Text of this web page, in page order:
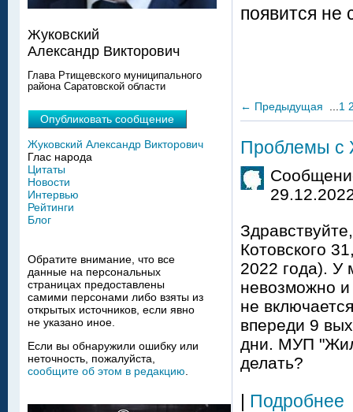
появится не
← Предыдущая 1
Проблемы
Котовского
2022 года). У
невозможно и
не
впереди 9
дни. МУП
делать?
| Подробнее
Жуковский
Александр Викторович
Глава Ртищевского муниципального
района Саратовской области
Опубликовать сообщение
Жуковский Александр Викторович
Глас народа
Цитаты
Новости
Интервью
Рейтинги
Блог
Обратите внимание, что все
данные на персональных
страницах предоставлены
самими персонами либо взяты из
открытых источников, если явно
не указано иное.
Если вы обнаружили ошибку или
неточность, пожалуйста,
сообщите об этом в редакцию